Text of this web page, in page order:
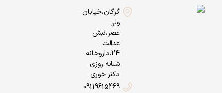
گرگان،خیابان
ولی
عصر،نبش
عدالت
24،داروخانه
شبانه روزی
دکتر خوری
09119615469